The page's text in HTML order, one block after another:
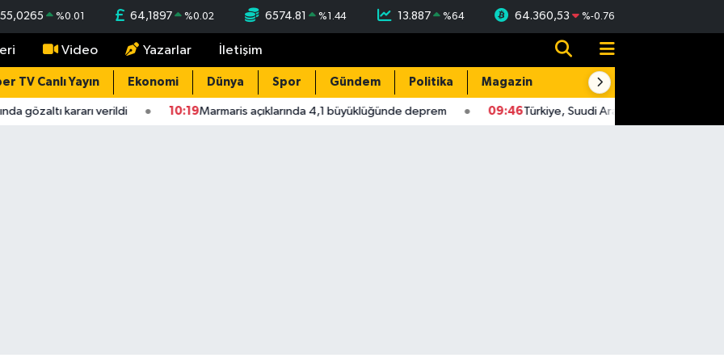
55,0265 %0.01 64,1897 %0.02 6574.81 %1.44 13.887 %64 64.360,53 %-0.76
Video Yazarlar İletişim
TV Canlı Yayın Ekonomi Dünya Spor Gündem Politika Magazin Resmi İlanlar
gözaltı kararı verildi 10:19Marmaris açıklarında 4,1 büyüklüğünde deprem 09:46Türkiye, Suudi Arabistan ve Pakistan,